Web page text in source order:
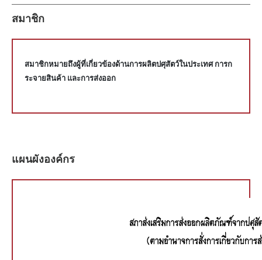
สมาชิก
สมาชิกหมายถึงผู้ที่เกี่ยวข้องด้านการผลิตปศุสัตว์ในประเทศ การก
ระจายสินค้า และการส่งออก
แผนผังองค์กร